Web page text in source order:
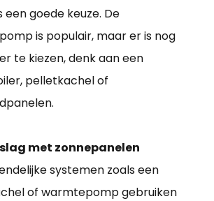
een goede keuze. De
is populair, maar er is nog
te kiezen, denk aan een
pelletkachel of
met zonnepanelen
systemen zoals een
of warmtepomp gebruiken